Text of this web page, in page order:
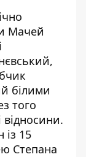
Мачей
білими
того
відносини.
15
Степана